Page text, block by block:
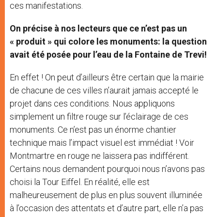
ces manifestations.
On précise à nos lecteurs que ce n’est pas un
« produit » qui colore les monuments: la question
avait été posée pour l’eau de la Fontaine de Trevi!
En effet ! On peut d’ailleurs être certain que la mairie
de chacune de ces villes n’aurait jamais accepté le
projet dans ces conditions. Nous appliquons
simplement un filtre rouge sur l’éclairage de ces
monuments. Ce n’est pas un énorme chantier
technique mais l’impact visuel est immédiat ! Voir
Montmartre en rouge ne laissera pas indifférent.
Certains nous demandent pourquoi nous n’avons pas
choisi la Tour Eiffel. En réalité, elle est
malheureusement de plus en plus souvent illuminée
à l’occasion des attentats et d’autre part, elle n’a pas